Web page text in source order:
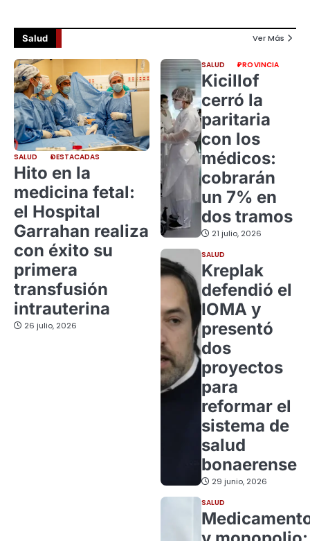
Salud Ver Más
SALUD DESTACADAS
Hito en la
medicina fetal:
el Hospital
Garrahan realiza
con éxito su
primera
transfusión
intrauterina
26 julio, 2026
SALUD PROVINCIA
Kicillof
cerró la
paritaria
con los
médicos:
cobrarán
un 7% en
dos tramos
21 julio, 2026
SALUD
Kreplak
defendió el
IOMA y
presentó
dos
proyectos
para
reformar el
sistema de
salud
bonaerense
29 junio, 2026
SALUD